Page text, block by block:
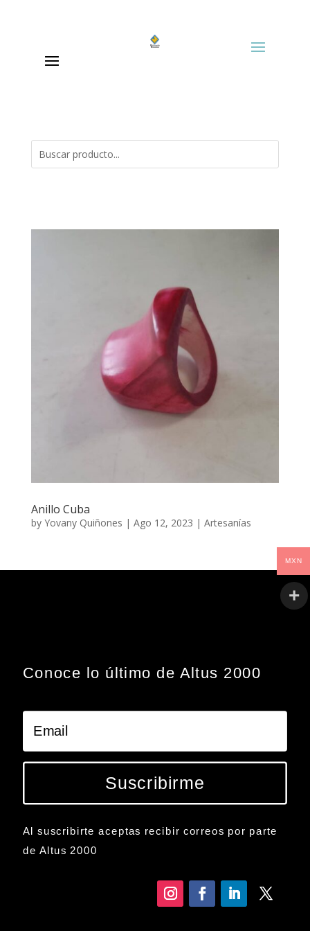
Anillo Cuba
by Yovany Quiñones | Ago 12, 2023 | Artesanías
Conoce lo último de Altus 2000
Suscribirme
Al suscribirte aceptas recibir correos por parte
de Altus 2000
MXN